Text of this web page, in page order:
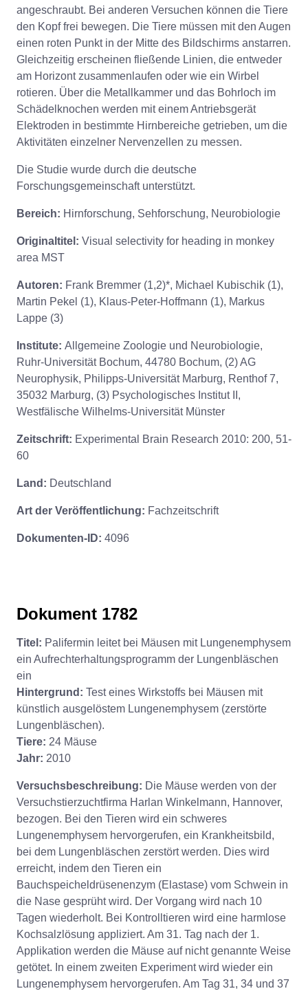
angeschraubt. Bei anderen Versuchen können die Tiere
den Kopf frei bewegen. Die Tiere müssen mit den Augen
einen roten Punkt in der Mitte des Bildschirms anstarren.
Gleichzeitig erscheinen fließende Linien, die entweder
am Horizont zusammenlaufen oder wie ein Wirbel
rotieren. Über die Metallkammer und das Bohrloch im
Schädelknochen werden mit einem Antriebsgerät
Elektroden in bestimmte Hirnbereiche getrieben, um die
Aktivitäten einzelner Nervenzellen zu messen.
Die Studie wurde durch die deutsche
Forschungsgemeinschaft unterstützt.
Bereich: Hirnforschung, Sehforschung, Neurobiologie
Originaltitel: Visual selectivity for heading in monkey
area MST
Autoren: Frank Bremmer (1,2)*, Michael Kubischik (1),
Martin Pekel (1), Klaus-Peter-Hoffmann (1), Markus
Lappe (3)
Institute: Allgemeine Zoologie und Neurobiologie,
Ruhr-Universität Bochum, 44780 Bochum, (2) AG
Neurophysik, Philipps-Universität Marburg, Renthof 7,
35032 Marburg, (3) Psychologisches Institut II,
Westfälische Wilhelms-Universität Münster
Zeitschrift: Experimental Brain Research 2010: 200, 51-
60
Land: Deutschland
Art der Veröffentlichung: Fachzeitschrift
Dokumenten-ID: 4096
Dokument 1782
Titel: Palifermin leitet bei Mäusen mit Lungenemphysem
ein Aufrechterhaltungsprogramm der Lungenbläschen
ein
Hintergrund: Test eines Wirkstoffs bei Mäusen mit
künstlich ausgelöstem Lungenemphysem (zerstörte
Lungenbläschen).
Tiere: 24 Mäuse
Jahr: 2010
Versuchsbeschreibung: Die Mäuse werden von der
Versuchstierzuchtfirma Harlan Winkelmann, Hannover,
bezogen. Bei den Tieren wird ein schweres
Lungenemphysem hervorgerufen, ein Krankheitsbild,
bei dem Lungenbläschen zerstört werden. Dies wird
erreicht, indem den Tieren ein
Bauchspeicheldrüsenenzym (Elastase) vom Schwein in
die Nase gesprüht wird. Der Vorgang wird nach 10
Tagen wiederholt. Bei Kontrolltieren wird eine harmlose
Kochsalzlösung appliziert. Am 31. Tag nach der 1.
Applikation werden die Mäuse auf nicht genannte Weise
getötet. In einem zweiten Experiment wird wieder ein
Lungenemphysem hervorgerufen. Am Tag 31, 34 und 37